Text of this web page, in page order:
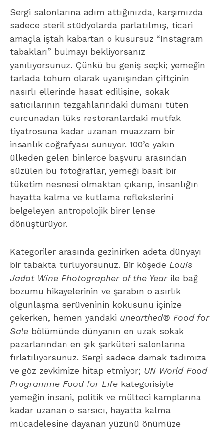
Sergi salonlarına adım attığınızda, karşımızda
sadece steril stüdyolarda parlatılmış, ticari
amaçla iştah kabartan o kusursuz “Instagram
tabakları” bulmayı bekliyorsanız
yanılıyorsunuz. Çünkü bu geniş seçki; yemeğin
tarlada tohum olarak uyanışından çiftçinin
nasırlı ellerinde hasat edilişine, sokak
satıcılarının tezgahlarındaki dumanı tüten
curcunadan lüks restoranlardaki mutfak
tiyatrosuna kadar uzanan muazzam bir
insanlık coğrafyası sunuyor. 100’e yakın
ülkeden gelen binlerce başvuru arasından
süzülen bu fotoğraflar, yemeği basit bir
tüketim nesnesi olmaktan çıkarıp, insanlığın
hayatta kalma ve kutlama reflekslerini
belgeleyen antropolojik birer lense
dönüştürüyor.
Kategoriler arasında gezinirken adeta dünyayı
bir tabakta turluyorsunuz. Bir köşede Louis
Jadot Wine Photographer of the Yearile bağ
bozumu hikayelerinin ve şarabın o asırlık
olgunlaşma serüveninin kokusunu içinize
çekerken, hemen yandaki unearthed® Food for
Sale bölümünde dünyanın en uzak sokak
pazarlarından en şık şarküteri salonlarına
fırlatılıyorsunuz. Sergi sadece damak tadımıza
ve göz zevkimize hitap etmiyor; UN World Food
Programme Food for Life kategorisiyle
yemeğin insani, politik ve mülteci kamplarına
kadar uzanan o sarsıcı, hayatta kalma
mücadelesine dayanan yüzünü önümüze